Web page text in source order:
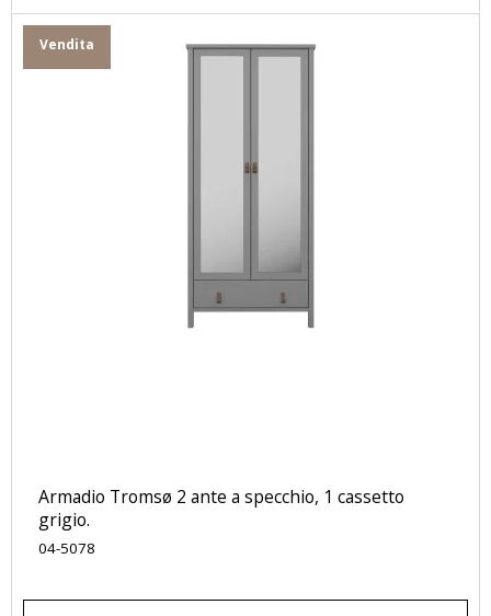
Vendita
Armadio Tromsø 2 ante a specchio, 1 cassetto
grigio.
04-5078